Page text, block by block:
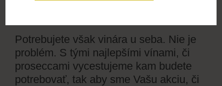
Potrebujete však vinára u seba. Nie je
problém. S tými najlepšími vínami, či
proseccami vycestujeme kam budete
potrebovať, tak aby sme Vašu akciu, či